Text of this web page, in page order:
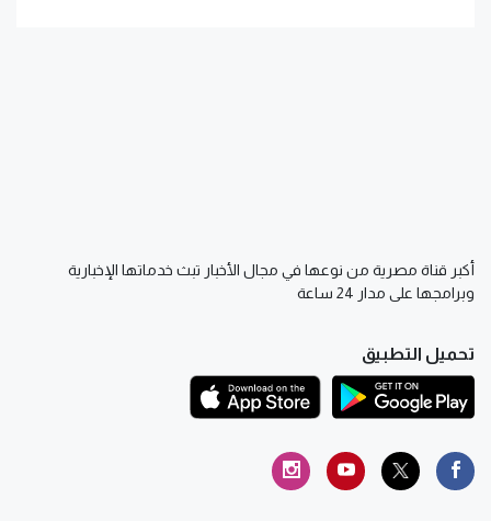
أكبر قناة مصرية من نوعها في مجال الأخبار تبث خدماتها الإخبارية
وبرامجها على مدار 24 ساعة
تحميل التطبيق